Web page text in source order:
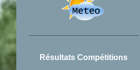
Résultats Compétitions